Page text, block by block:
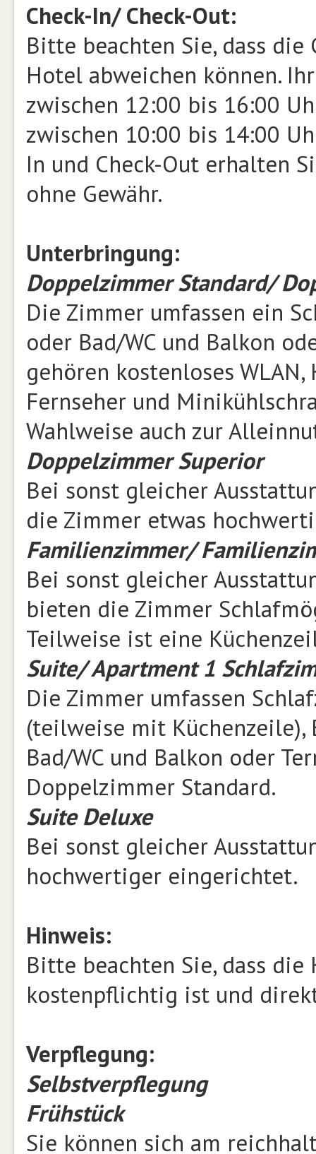
Check-In/ Check-Out:
Bitte beachten Sie, dass die
Hotel abweichen können.
zwischen 12:00 bis 16:00
zwischen 10:00 bis 14:00
In und Check-Out erhalten
ohne Gewähr.
Unterbringung:
Doppelzimmer Standard/
Die Zimmer umfassen ein
oder Bad/WC und Balkon
gehören kostenloses
Fernseher und
Wahlweise auch zur
Doppelzimmer Superior
Bei sonst gleicher
die Zimmer etwas
Familienzimmer/
Bei sonst gleicher
bieten die Zimmer
Teilweise ist eine
Suite/ Apartment 1
Die Zimmer umfassen
(teilweise mit Küchenzeile),
Bad/WC und Balkon oder
Doppelzimmer Standard.
Suite Deluxe
Bei sonst gleicher
hochwertiger eingerichtet.
Hinweis:
Bitte beachten Sie, dass
kostenpflichtig ist und
Verpflegung:
Selbstverpflegung
Frühstück
Sie können sich am